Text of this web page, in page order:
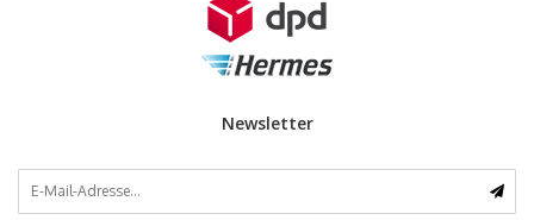
Newsletter